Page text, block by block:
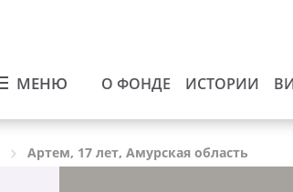
МЕНЮ О ФОНДЕ ИСТОРИИ
Артем, 17 лет, Амурская область